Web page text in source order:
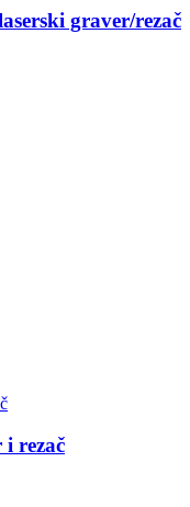
graver/rezač
rezač